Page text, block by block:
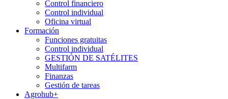
Control financiero
Control individual
Oficina virtual
Formación
Funciones gratuitas
Control individual
GESTIÓN DE SATÉLITES
Multifarm
Finanzas
Gestión de tareas
Agrohub+